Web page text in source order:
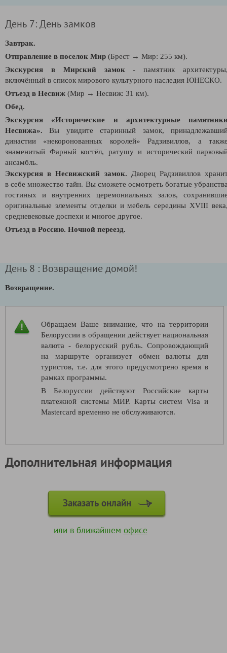
День 7: День замков
Завтрак.
Отправление в поселок Мир (Брест → Мир: 255 км).
Экскурсия в Мирский замок - памятник
включённый в список мирового культурного наследия ЮНЕСКО.
Отъезд в Несвиж (Мир → Несвиж: 31 км).
Обед.
Экскурсия «Исторические и архитектурные
Несвижа».
Вы увидите старинный замок,
династии «некоронованных королей» Радзивиллов, а
знаменитый Фарный костёл, ратушу и исторический
ансамбль.
Экскурсия в Несвижский замок.
Дворец Радзивиллов
в себе множество тайн. Вы сможете осмотреть богатые
гостиных и внутренних церемониальных залов,
оригинальные элементы отделки и мебель середины XVIII
средневековые доспехи и многое другое.
Отъезд в Россию. Ночной переезд.
День 8 : Возвращение домой!
Возвращение.
Обращаем Ваше внимание, что на территории
Белоруссии в обращении действует национальная
валюта - белорусский рубль. Сопровождающий
на маршруте организует обмен валюты для
туристов, т.е. для этого предусмотрено время в
рамках программы.
В Белоруссии действуют Российские карты
платежной системы МИР. Карты систем Visa и
Mastercard временно не обслуживаются.
Дополнительная информация
Заказать онлайн
или в ближайшем офисе